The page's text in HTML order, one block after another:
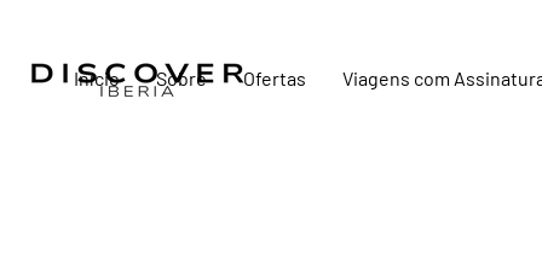
Início Sobre Ofertas Viagens com